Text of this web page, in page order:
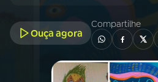
PROGRAMAÇÃO
Ouça agora
Compartilhe